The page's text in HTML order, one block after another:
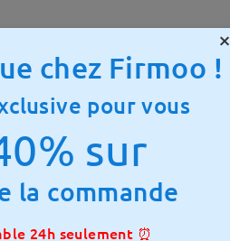
×
chez Firmoo !
pour vous
sur
la commande
24h seulement ⏰